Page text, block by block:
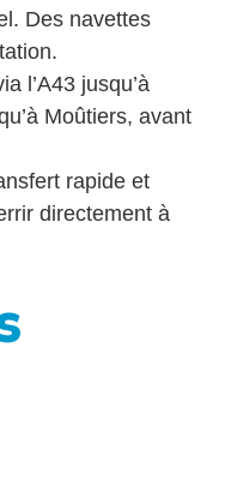
Des navettes
l’A43 jusqu’à
Moûtiers, avant
rapide et
directement à